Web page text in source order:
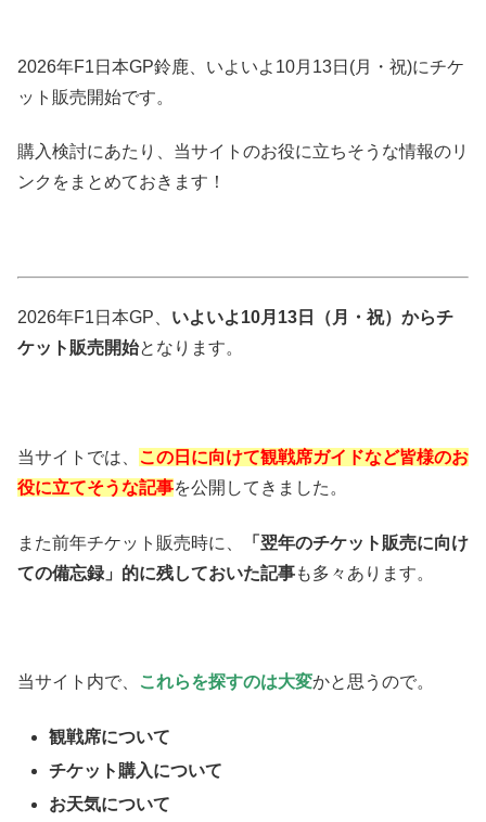
2026年F1日本GP鈴鹿、いよいよ10月13日(月・祝)にチケ
ット販売開始です。
購入検討にあたり、当サイトのお役に立ちそうな情報のリ
ンクをまとめておきます！
2026年F1日本GP、 いよいよ10月13日（月・祝）からチ
ケット販売開始となります。
当サイトでは、 この日に向けて観戦席ガイドなど皆様のお
役に立てそうな記事を公開してきました。
また前年チケット販売時に、
「翌年のチケット販売に向け
ての備忘録」的に残しておいた記事も多々あります。
当サイト内で、 これらを探すのは大変かと思うので。
観戦席について
チケット購入について
お天気について